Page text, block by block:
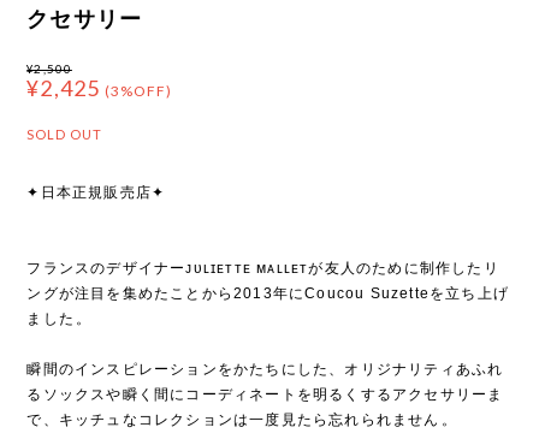
クセサリー
¥2,500
¥2,425 (3%OFF)
SOLD OUT
✦日本正規販売店✦
フランスのデザイナーᴊᴜʟɪᴇᴛᴛᴇ ᴍᴀʟʟᴇᴛが友人のために制作したリ
ングが注目を集めたことから2013年にCoucou Suzetteを立ち上げ
ました⁡。
瞬間のインスピレーションをかたちにした、オリジナリティあふれ
るソックスや瞬く間にコーディネートを明るくするアクセサリーま
で、キッチュなコレクションは一度見たら忘れられません⁡。